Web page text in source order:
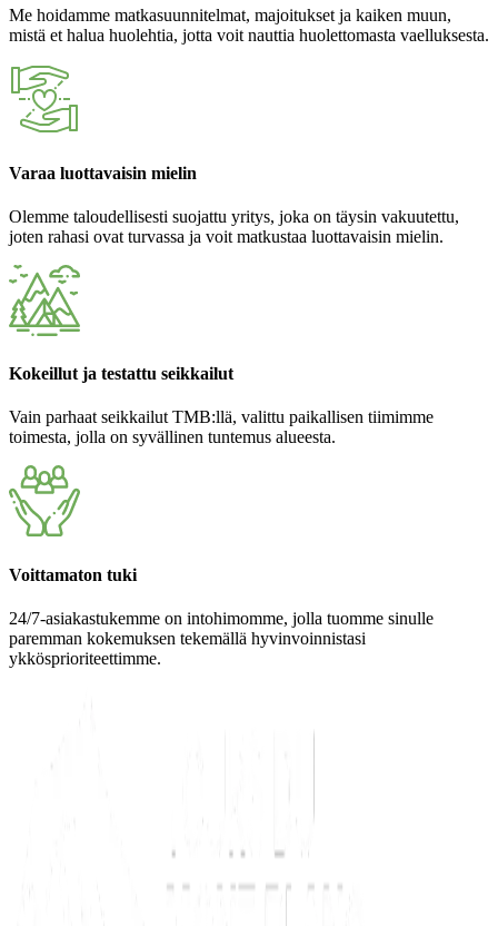
Me hoidamme matkasuunnitelmat, majoitukset ja kaiken muun,
mistä et halua huolehtia, jotta voit nauttia huolettomasta vaelluksesta.
Varaa luottavaisin mielin
Olemme taloudellisesti suojattu yritys, joka on täysin vakuutettu,
joten rahasi ovat turvassa ja voit matkustaa luottavaisin mielin.
Kokeillut ja testattu seikkailut
Vain parhaat seikkailut TMB:llä, valittu paikallisen tiimimme
toimesta, jolla on syvällinen tuntemus alueesta.
Voittamaton tuki
24/7-asiakastukemme on intohimomme, jolla tuomme sinulle
paremman kokemuksen tekemällä hyvinvoinnistasi
ykkösprioriteettimme.